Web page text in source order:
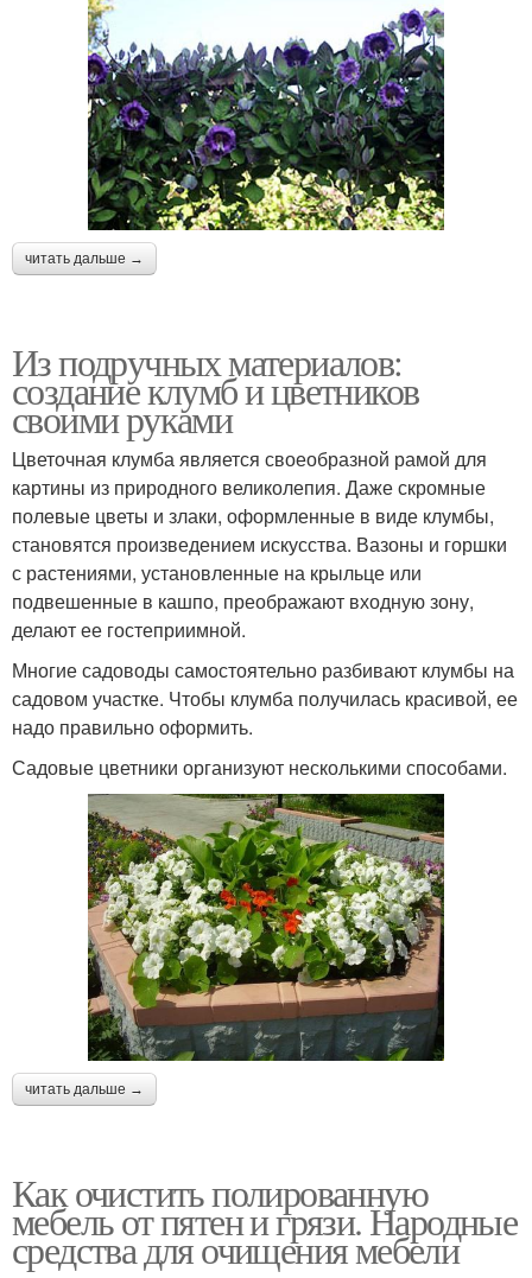
читать дальше →
Из подручных материалов:
создание клумб и цветников
своими руками
Цветочная клумба является своеобразной рамой для
картины из природного великолепия. Даже скромные
полевые цветы и злаки, оформленные в виде клумбы,
становятся произведением искусства. Вазоны и горшки
с растениями, установленные на крыльце или
подвешенные в кашпо, преображают входную зону,
делают ее гостеприимной.
Многие садоводы самостоятельно разбивают клумбы на
садовом участке. Чтобы клумба получилась красивой, ее
надо правильно оформить.
Садовые цветники организуют несколькими способами.
читать дальше →
Как очистить полированную
мебель от пятен и грязи. Народные
средства для очищения мебели